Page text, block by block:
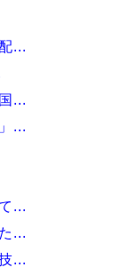
...
...
...
...
...
...